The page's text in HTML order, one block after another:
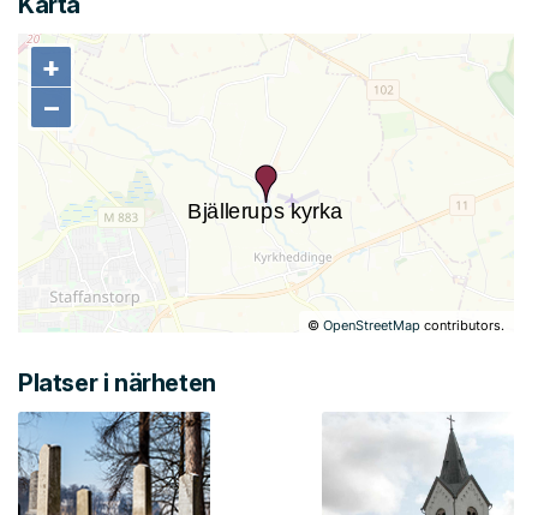
+
−
©OpenStreetMap contributors.
+
−
Platser i närheten